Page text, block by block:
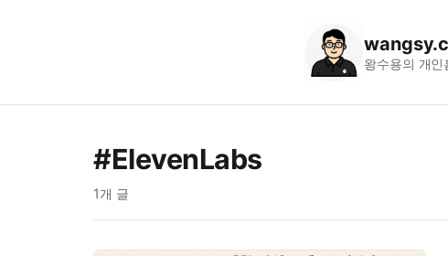
왕수용의 개인
#ElevenLabs
1개 글